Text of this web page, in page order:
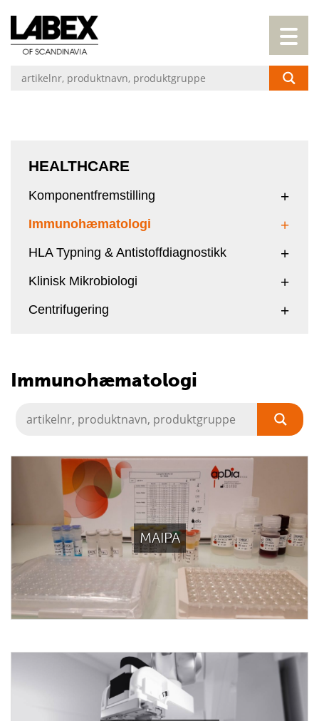
HEALTHCARE
Komponentfremstilling
Immunohæmatologi
HLA Typning & Antistoffdiagnostikk
Klinisk Mikrobiologi
Centrifugering
Immunohæmatologi
MAIPA